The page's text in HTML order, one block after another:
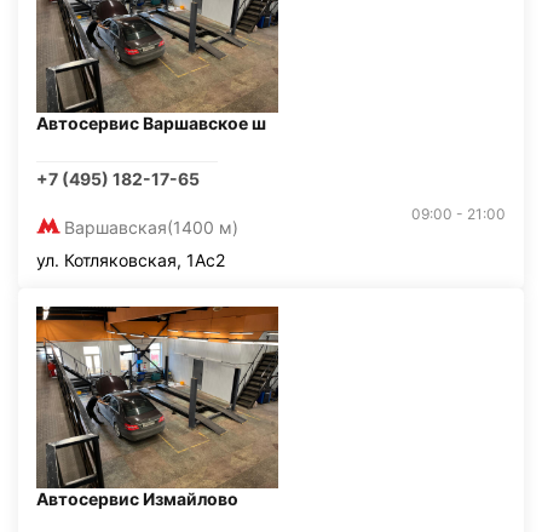
Автосервис Варшавское ш
+7 (495) 182-17-65
Варшавская(1400 м)
09:00 - 21:00
ул. Котляковская, 1Ас2
Автосервис Измайлово